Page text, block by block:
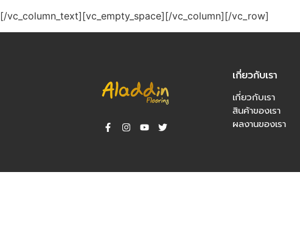
[/vc_column_text][vc_empty_space][/vc_column][/vc_row]
เกี่ยวกับเรา
เกี่ยวกับเรา
สินค้าของเรา
ผลงานของเรา